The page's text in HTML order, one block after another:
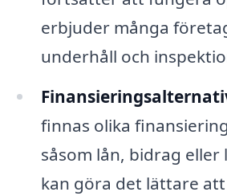
erbjuder många
underhåll och
finnas olika
såsom lån, bidrag eller
kan göra det lättare